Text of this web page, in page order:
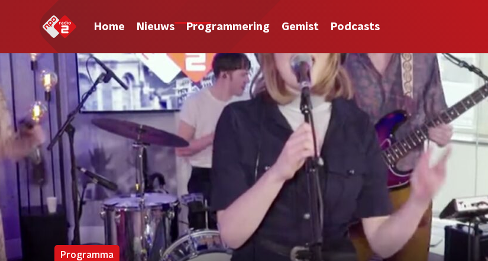
Home Nieuws Programmering Gemist Podcasts
Programma